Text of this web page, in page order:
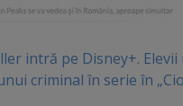
intră pe Disney+. Elevii
criminal în serie în